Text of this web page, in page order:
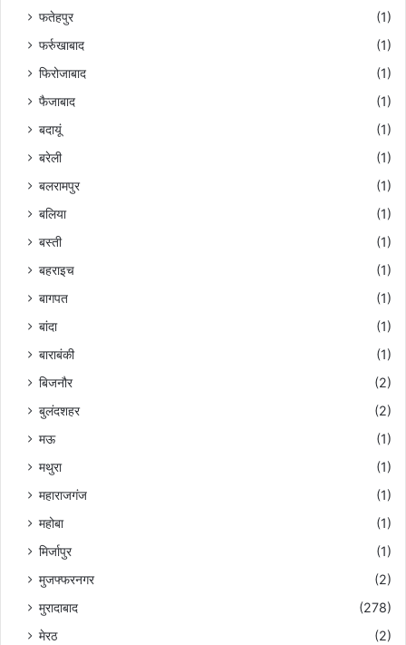
फतेहपुर
(1)
फर्रुखाबाद
(1)
फिरोजाबाद
(1)
फैजाबाद
(1)
बदायूं
(1)
बरेली
(1)
बलरामपुर
(1)
बलिया
(1)
बस्ती
(1)
बहराइच
(1)
बागपत
(1)
बांदा
(1)
बाराबंकी
(1)
बिजनौर
(2)
बुलंदशहर
(2)
मऊ
(1)
मथुरा
(1)
महाराजगंज
(1)
महोबा
(1)
मिर्जापुर
(1)
मुजफ्फरनगर
(2)
मुरादाबाद
(278)
मेरठ
(2)